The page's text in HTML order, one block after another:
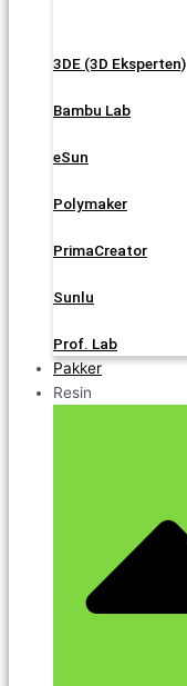
3DE (3D Eksperten)
Bambu Lab
eSun
Polymaker
PrimaCreator
Sunlu
Prof. Lab
Pakker
Resin